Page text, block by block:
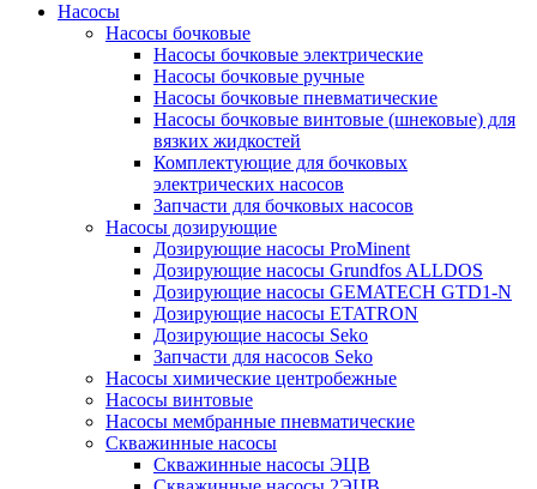
Насосы
Насосы бочковые
Насосы бочковые электрические
Насосы бочковые ручные
Насосы бочковые пневматические
Насосы бочковые винтовые (шнековые) для
вязких жидкостей
Комплектующие для бочковых
электрических насосов
Запчасти для бочковых насосов
Насосы дозирующие
Дозирующие насосы ProMinent
Дозирующие насосы Grundfos ALLDOS
Дозирующие насосы GEMATECH GTD1-N
Дозирующие насосы ETATRON
Дозирующие насосы Seko
Запчасти для насосов Seko
Насосы химические центробежные
Насосы винтовые
Насосы мембранные пневматические
Скважинные насосы
Скважинные насосы ЭЦВ